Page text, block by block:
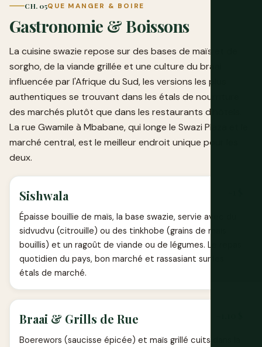
CH. 05QUE MANGER & BOIRE
Gastronomie & Boissons
La cuisine swazie repose sur des bases de maïs et de
sorgho, de la viande grillée et une culture du braai
influencée par l'Afrique du Sud, les versions les plus
authentiques se trouvant dans les étals de nourriture
des marchés plutôt que dans les restaurants d'hôtels.
La rue Gwamile à Mbabane, qui longe le Swazi Plaza et le
marché central, est le meilleur endroit unique pour les
deux.
Sishwala
Épaisse bouillie de maïs, la base swazie, servie avec du
sidvudvu (citrouille) ou des tinkhobe (grains de maïs
bouillis) et un ragoût de viande ou de légumes. Le repas
quotidien du pays, bon marché et rassasiant sur les
étals de marché.
Braai & Grills de Rue
Boerewors (saucisse épicée) et maïs grillé cuits dans la